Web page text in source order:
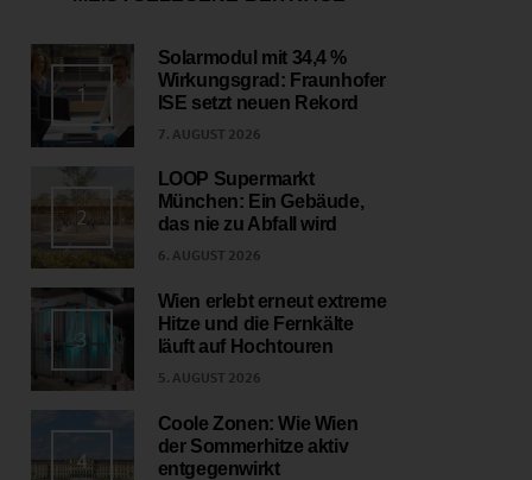
1
Solarmodul mit 34,4 %
Wirkungsgrad: Fraunhofer
ISE setzt neuen Rekord
7. AUGUST 2026
2
LOOP Supermarkt
München: Ein Gebäude,
das nie zu Abfall wird
6. AUGUST 2026
3
Wien erlebt erneut extreme
Hitze und die Fernkälte
läuft auf Hochtouren
5. AUGUST 2026
4
Coole Zonen: Wie Wien
der Sommerhitze aktiv
entgegenwirkt